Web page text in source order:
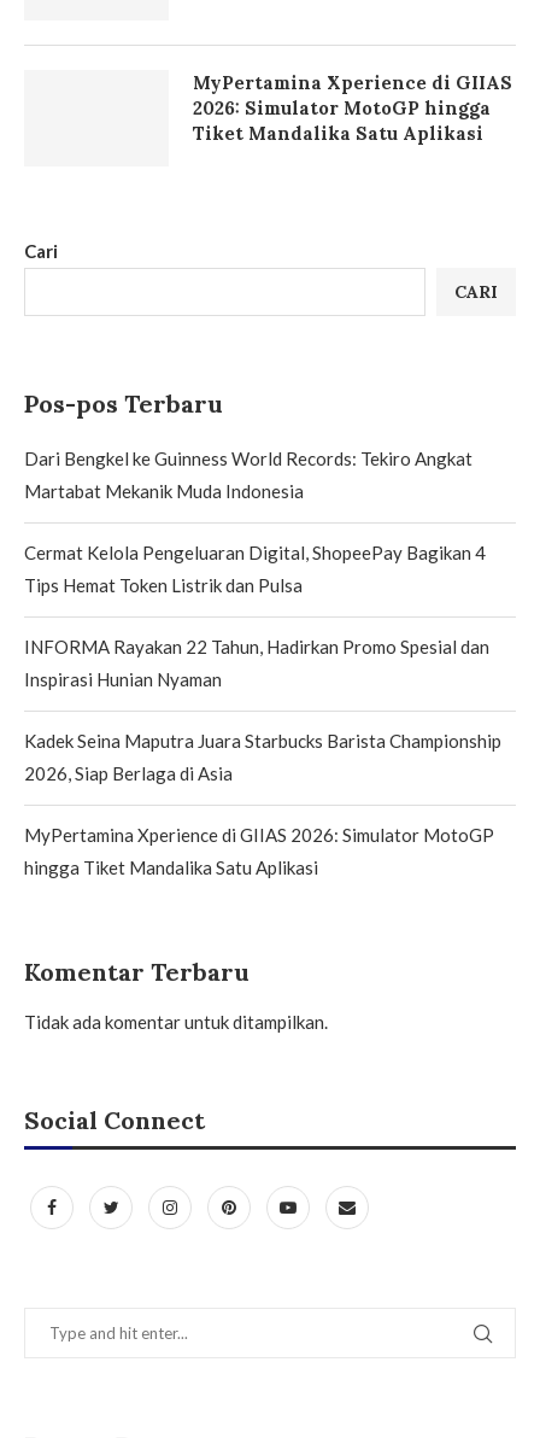
Cari
CARI
Pos-pos Terbaru
Dari Bengkel ke Guinness World Records: Tekiro Angkat
Martabat Mekanik Muda Indonesia
Cermat Kelola Pengeluaran Digital, ShopeePay Bagikan 4
Tips Hemat Token Listrik dan Pulsa
INFORMA Rayakan 22 Tahun, Hadirkan Promo Spesial dan
Inspirasi Hunian Nyaman
Kadek Seina Maputra Juara Starbucks Barista Championship
2026, Siap Berlaga di Asia
MyPertamina Xperience di GIIAS 2026: Simulator MotoGP
hingga Tiket Mandalika Satu Aplikasi
Komentar Terbaru
Tidak ada komentar untuk ditampilkan.
Social Connect
MyPertamina Xperience di GIIAS
2026: Simulator MotoGP hingga
Tiket Mandalika Satu Aplikasi